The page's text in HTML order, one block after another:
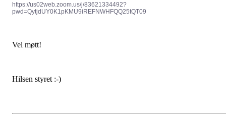
https://us02web.zoom.us/j/83621334492?
pwd=QytjdUY0K1pKMU9iREFNWHFQQ25tQT09
Vel møtt!
Hilsen styret :-)